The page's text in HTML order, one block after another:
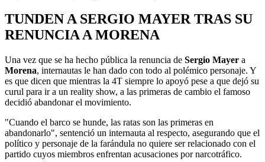
TUNDEN A SERGIO MAYER TRAS SU
RENUNCIA A MORENA
Una vez que se ha hecho pública la renuncia de Sergio Mayer a
Morena, internautas le han dado con todo al polémico personaje. Y
es que dicen que mientras la 4T siempre lo apoyó pese a que dejó su
curul para ir a un reality show, a las primeras de cambio el famoso
decidió abandonar el movimiento.
"Cuando el barco se hunde, las ratas son las primeras en
abandonarlo", sentenció un internauta al respecto, asegurando que el
político y personaje de la farándula no quiere ser relacionado con el
partido cuyos miembros enfrentan acusaciones por narcotráfico.